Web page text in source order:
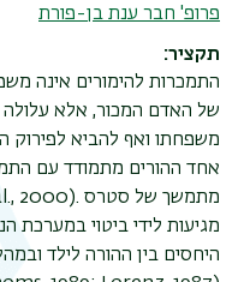
פרופ' חבר ענת בן-פורת
תקציר
התמכרות להימורים אינה
של האדם המכור, אלא עלולה
משפחתו ואף להביא
אחד ההורים מתמודד עם
מתמשך של סטרס .(Copello et al., 2000)
מגיעות לידי ביטוי במערכת
היחסים בין ההורה לילד